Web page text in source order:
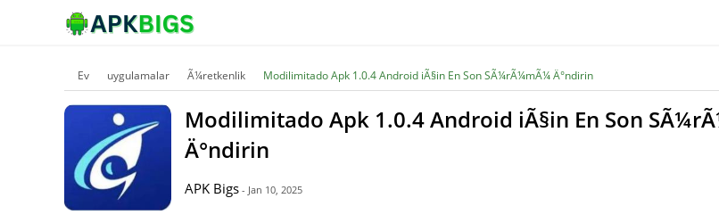
Ev uygulamalar Ã¼retkenlik Modilimitado Apk 1.0.4 Android iÃ§in En Son SÃ¼rÃ¼mÃ¼ Ä°ndirin
Modilimitado Apk 1.0.4 Android iÃ§in En Son
Ä°ndirin
APK Bigs - Jan 10, 2025